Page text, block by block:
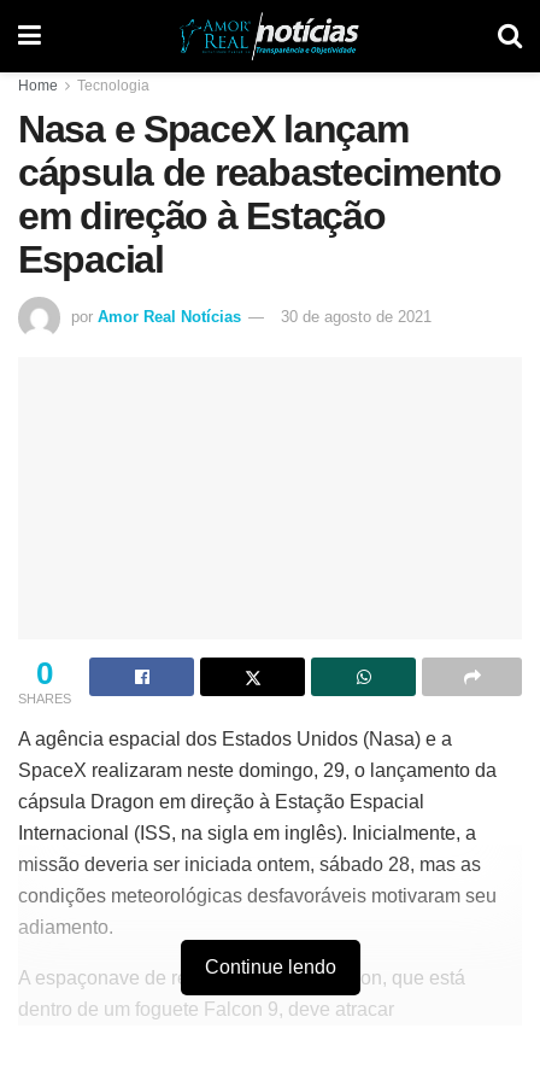
Home Tecnologia
Nasa e SpaceX lançam
cápsula de reabastecimento
em direção à Estação
Espacial
por Amor Real Notícias 30 de agosto de 2021
0
SHARES
A agência espacial dos Estados Unidos (Nasa) e a
SpaceX realizaram neste domingo, 29, o lançamento da
cápsula Dragon em direção à Estação Espacial
Internacional (ISS, na sigla em inglês). Inicialmente, a
missão deveria ser iniciada ontem, sábado 28, mas as
condições meteorológicas desfavoráveis motivaram seu
adiamento.
A espaçonave de reabastecimento Dragon, que está
dentro de um foguete Falcon 9, deve atracar
Continue lendo